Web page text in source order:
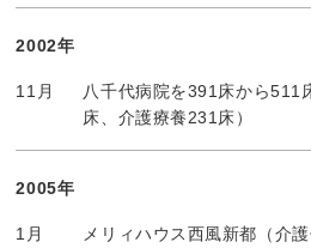
2002年
11月
八千代病院を391床から511
床、介護療養231床）
2005年
1月
メリィハウス西風新都（介